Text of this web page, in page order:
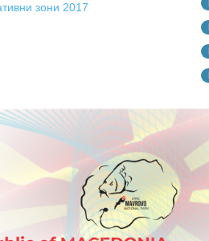
зони 2017